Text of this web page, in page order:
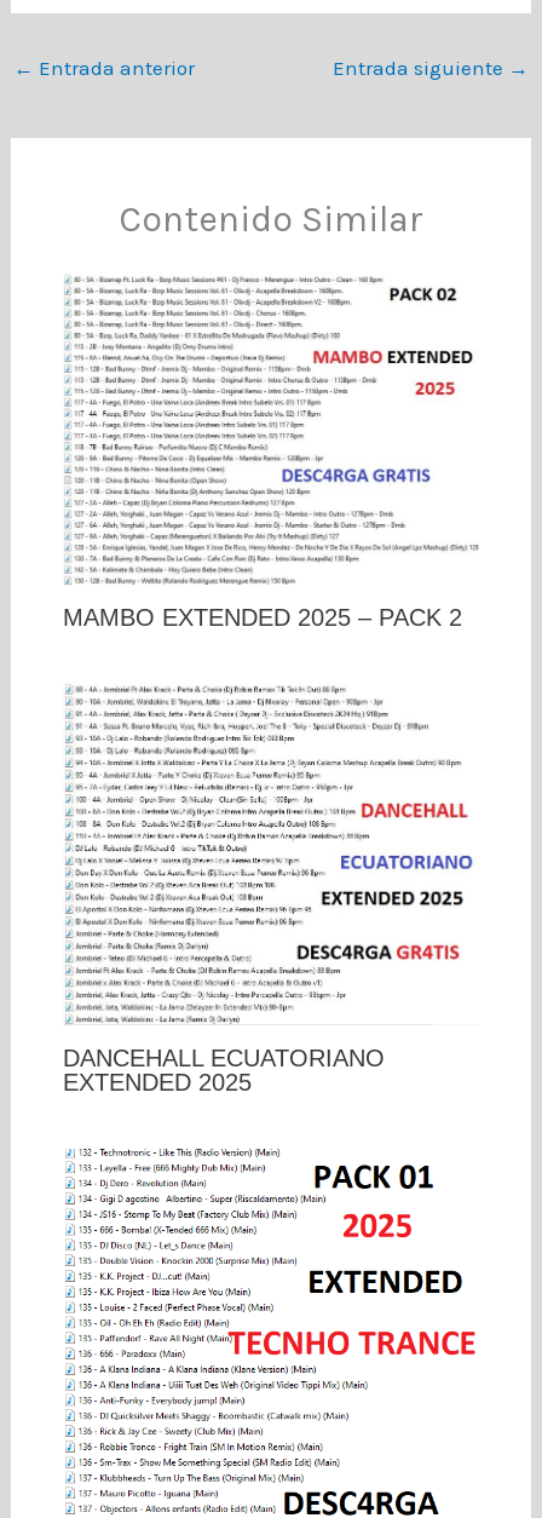
← Entrada anterior Entrada siguiente →
Contenido Similar
MAMBO EXTENDED 2025 – PACK 2
DANCEHALL ECUATORIANO
EXTENDED 2025